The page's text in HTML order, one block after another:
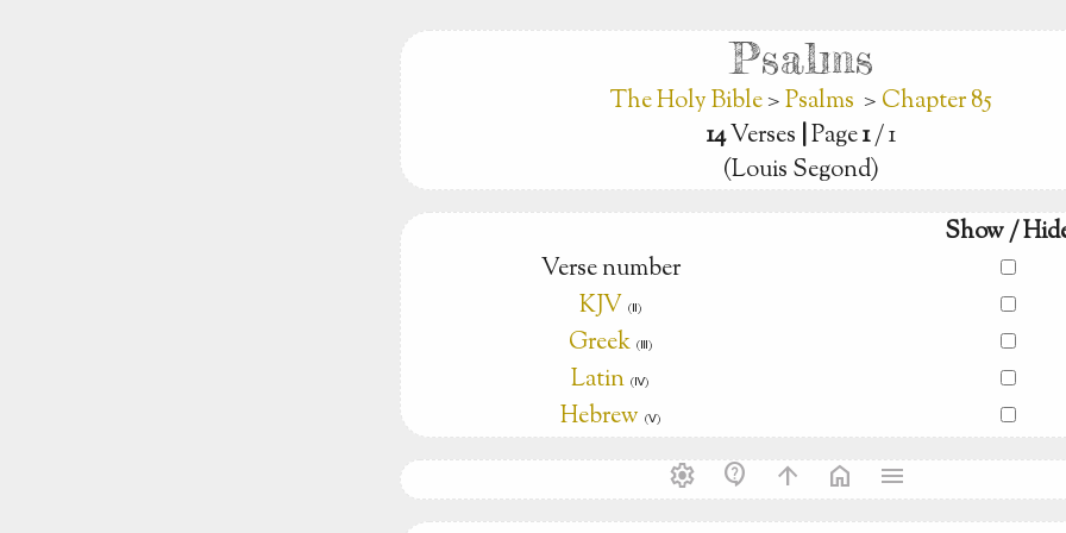
Psalms
The Holy Bible>Psalms > Chapter 85
14Verses |Page1/ 1
(Louis Segond)
Show /
Verse number
KJV (Ⅱ)
Greek (Ⅲ)
Latin (Ⅳ)
Hebrew (Ⅴ)
settings contact_support arrow_upward home menu